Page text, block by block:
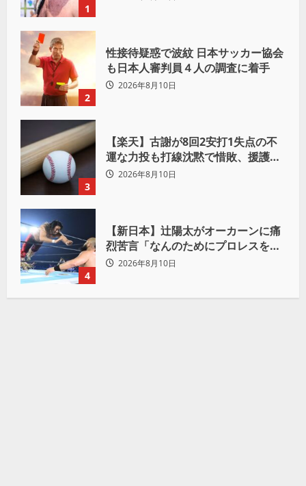
1
2
性接待疑惑で波紋 日本サッカー協会
も日本人審判員４人の調査に着手
2026年8月10日
3
【楽天】古謝が8回2安打1失点の不
運な力投も打線沈黙で惜敗、援護な
き左腕にSNSでは同情の声
2026年8月10日
4
【新日本】辻陽太がオーカーンに痛
烈苦言「なんのためにプロレスをや
ってるんだ？」
2026年8月10日